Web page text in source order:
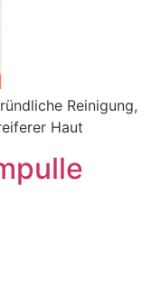
Reinigung,
Haut